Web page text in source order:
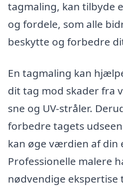
tagmaling, kan tilbyde
og fordele, som alle
beskytte og forbedre
En tagmaling kan
dit tag mod skader fra
sne og UV-stråler.
forbedre tagets
kan øge værdien af din
Professionelle malere
nødvendige ekspertise